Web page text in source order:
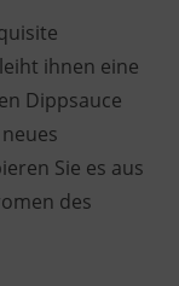
ihnen eine
Dippsauce
Sie es aus
des